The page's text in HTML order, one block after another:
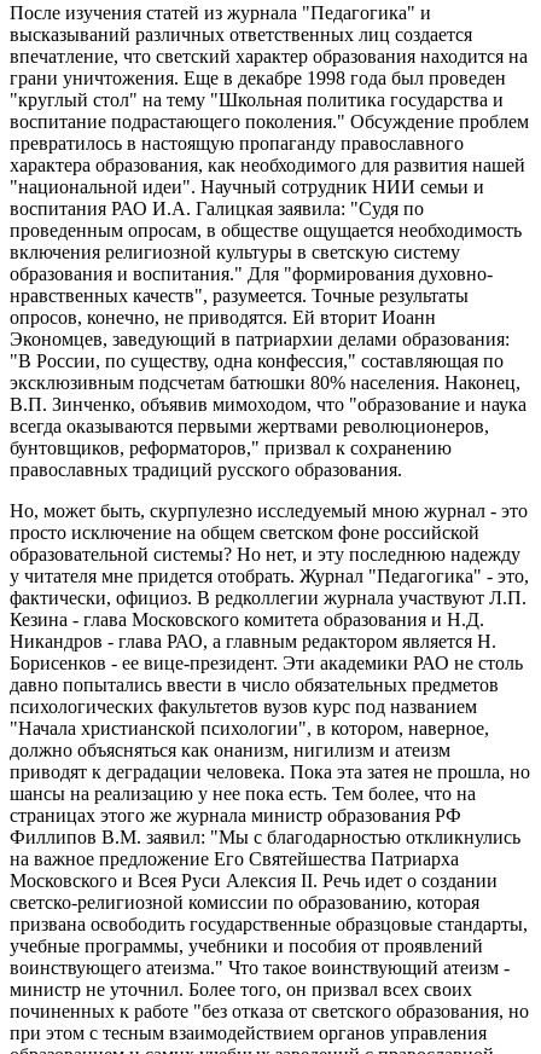
После изучения статей из журнала "Педагогика" и
высказываний различных ответственных лиц создается
впечатление, что светский характер образования находится на
грани уничтожения. Еще в декабре 1998 года был проведен
"круглый стол" на тему "Школьная политика государства и
воспитание подрастающего поколения." Обсуждение проблем
превратилось в настоящую пропаганду православного
характера образования, как необходимого для развития нашей
"национальной идеи". Научный сотрудник НИИ семьи и
воспитания РАО И.А. Галицкая заявила: "Судя по
проведенным опросам, в обществе ощущается необходимость
включения религиозной культуры в светскую систему
образования и воспитания." Для "формирования духовно-
нравственных качеств", разумеется. Точные результаты
опросов, конечно, не приводятся. Ей вторит Иоанн
Экономцев, заведующий в патриархии делами образования:
"В России, по существу, одна конфессия," составляющая по
эксклюзивным подсчетам батюшки 80% населения. Наконец,
В.П. Зинченко, объявив мимоходом, что "образование и наука
всегда оказываются первыми жертвами революционеров,
бунтовщиков, реформаторов," призвал к сохранению
православных традиций русского образования.
Но, может быть, скурпулезно исследуемый мною журнал - это
просто исключение на общем светском фоне российской
образовательной системы? Но нет, и эту последнюю надежду
у читателя мне придется отобрать. Журнал "Педагогика" - это,
фактически, официоз. В редколлегии журнала участвуют Л.П.
Кезина - глава Московского комитета образования и Н.Д.
Никандров - глава РАО, а главным редактором является Н.
Борисенков - ее вице-президент. Эти академики РАО не столь
давно попытались ввести в число обязательных предметов
психологических факультетов вузов курс под названием
"Начала христианской психологии", в котором, наверное,
должно объясняться как онанизм, нигилизм и атеизм
приводят к деградации человека. Пока эта затея не прошла, но
шансы на реализацию у нее пока есть. Тем более, что на
страницах этого же журнала министр образования РФ
Филлипов В.М. заявил: "Мы с благодарностью откликнулись
на важное предложение Его Святейшества Патриарха
Московского и Всея Руси Алексия II. Речь идет о создании
светско-религиозной комиссии по образованию, которая
призвана освободить государственные образцовые стандарты,
учебные программы, учебники и пособия от проявлений
воинствующего атеизма." Что такое воинствующий атеизм -
министр не уточнил. Более того, он призвал всех своих
починенных к работе "без отказа от светского образования, но
при этом с тесным взаимодействием органов управления